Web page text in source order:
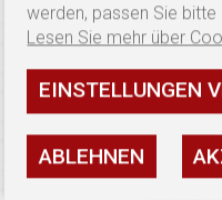
werden, passen Sie bitte
Lesen Sie mehr über
EINSTELLUNGEN
ABLEHNEN